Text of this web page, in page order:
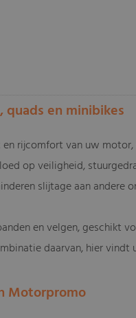
en minibikes
rijcomfort van uw
op veiligheid,
slijtage aan andere
en velgen, geschikt
daarvan, hier
Motorpromo